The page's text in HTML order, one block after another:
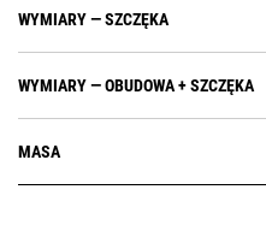
WYMIARY — SZCZĘKA
WYMIARY — OBUDOWA + SZCZĘKA
MASA